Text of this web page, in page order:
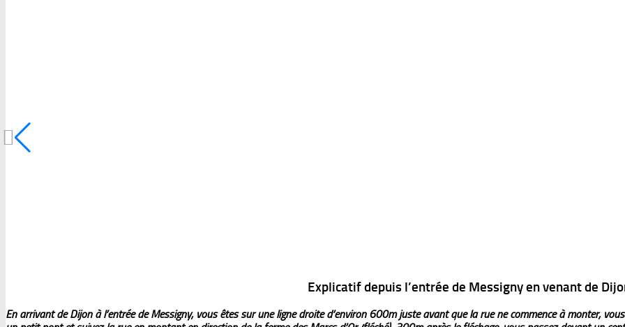
Explicatif depuis l’entrée de Messigny en venant de
En arrivant de Dijon à l’entrée de Messigny, vous êtes sur une ligne droite d’environ 600m juste avant que la rue ne commence à monter,